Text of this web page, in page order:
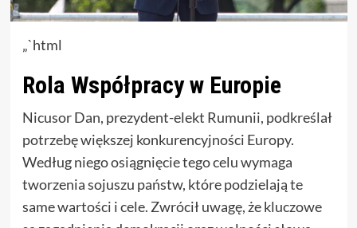
„`html
Rola Współpracy w Europie
Nicusor Dan, prezydent-elekt Rumunii, podkreślał
potrzebę większej konkurencyjności Europy.
Według niego osiągnięcie tego celu wymaga
tworzenia sojuszu państw, które podzielają te
same wartości i cele. Zwrócił uwagę, że kluczowe